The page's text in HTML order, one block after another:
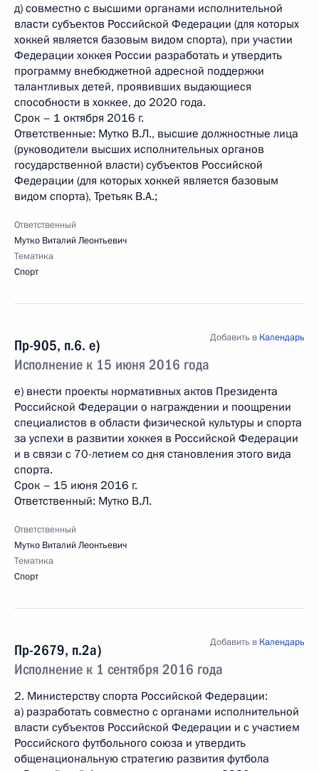
д) совместно с высшими органами исполнительной
власти субъектов Российской Федерации (для которых
хоккей является базовым видом спорта), при участии
Федерации хоккея России разработать и утвердить
программу внебюджетной адресной поддержки
талантливых детей, проявивших выдающиеся
способности в хоккее, до 2020 года.
Срок – 1 октября 2016 г.
Ответственные: Мутко В.Л., высшие должностные лица
(руководители высших исполнительных органов
государственной власти) субъектов Российской
Федерации (для которых хоккей является базовым
видом спорта), Третьяк В.А.;
Ответственный
Мутко Виталий Леонтьевич
Тематика
Спорт
Пр-905, п.6. е)
Исполнение к 15 июня 2016 года
Добавить в Календарь
е) внести проекты нормативных актов Президента
Российской Федерации о награждении и поощрении
специалистов в области физической культуры и спорта
за успехи в развитии хоккея в Российской Федерации
и в связи с 70-летием со дня становления этого вида
спорта.
Срок – 15 июня 2016 г.
Ответственный: Мутко В.Л.
Ответственный
Мутко Виталий Леонтьевич
Тематика
Спорт
Пр-2679, п.2а)
Исполнение к 1 сентября 2016 года
Добавить в Календарь
2. Министерству спорта Российской Федерации:
а) разработать совместно с органами исполнительной
власти субъектов Российской Федерации и с участием
Российского футбольного союза и утвердить
общенациональную стратегию развития футбола